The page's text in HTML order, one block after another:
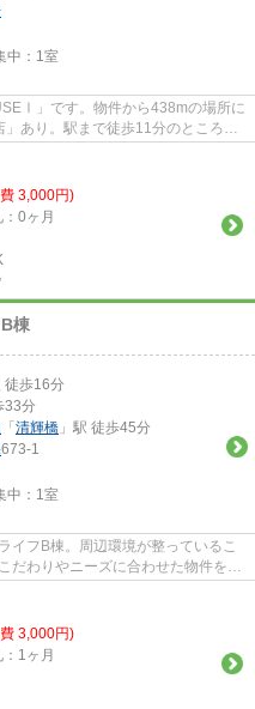
： 1室
」です。物件から438mの場所に
」あり。駅まで徒歩11分のところに
3,000円)
0ヶ月
棟
徒歩16分
33分
「 清輝橋 」駅 徒歩45分
673-1
： 1室
イフB棟。周辺環境が整っているこ
だわりやニーズに合わせた物件をご
3,000円)
1ヶ月